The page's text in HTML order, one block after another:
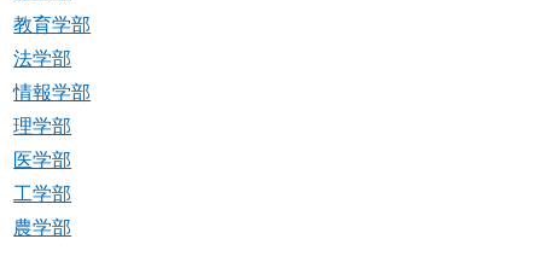
教育学部
法学部
情報学部
理学部
医学部
工学部
農学部